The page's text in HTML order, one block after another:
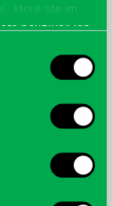
ktoré ste im
používali ich